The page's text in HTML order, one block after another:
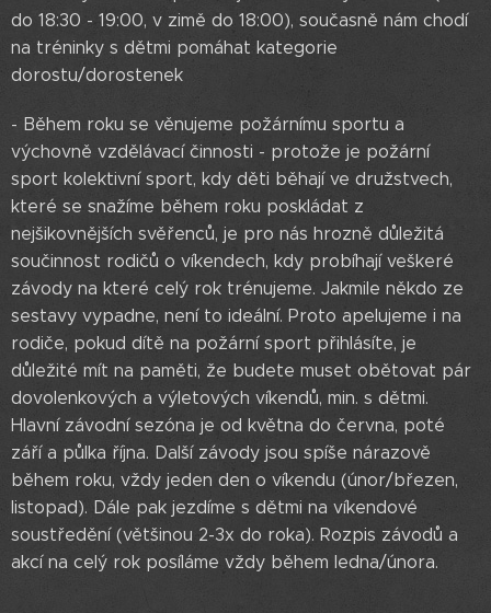
do 18:30 - 19:00, v zimě do 18:00), současně nám chodí
na tréninky s dětmi pomáhat kategorie
dorostu/dorostenek
- Během roku se věnujeme požárnímu sportu a
výchovně vzdělávací činnosti - protože je požární
sport kolektivní sport, kdy děti běhají ve družstvech,
které se snažíme během roku poskládat z
nejšikovnějších svěřenců, je pro nás hrozně důležitá
součinnost rodičů o víkendech, kdy probíhají veškeré
závody na které celý rok trénujeme. Jakmile někdo ze
sestavy vypadne, není to ideální. Proto apelujeme i na
rodiče, pokud dítě na požární sport přihlásíte, je
důležité mít na paměti, že budete muset obětovat pár
dovolenkových a výletových víkendů, min. s dětmi.
Hlavní závodní sezóna je od května do června, poté
září a půlka října. Další závody jsou spíše nárazově
během roku, vždy jeden den o víkendu (únor/březen,
listopad). Dále pak jezdíme s dětmi na víkendové
soustředění (většinou 2-3x do roka). Rozpis závodů a
akcí na celý rok posíláme vždy během ledna/února.